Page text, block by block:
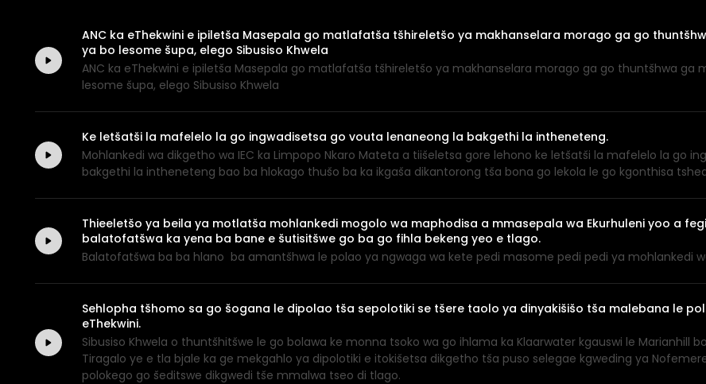
ANC ka eThekwini e ipiletša Masepala go matlafatša tšhireletšo ya makhanselara morago ga go
ya bo lesome šupa, elego Sibusiso Khwela
ANC ka eThekwini e ipiletša Masepala go matlafatša tšhireletšo ya makhanselara morago ga go thuntšhwa ga
lesome šupa, elego Sibusiso Khwela
Ke letšatši la mafelelo la go ingwadisetsa go vouta lenaneong la bakgethi la intheneteng.
Mohlankedi wa dikgetho wa IEC ka Limpopo Nkaro Mateta a tiišeletsa gore lehono ke letšatši la mafelelo la go
bakgethi la intheneteng bao ba hlokago thušo ba ka ikgaša dikantorong tša bona go lekola le go kgonthisa
Thieeletšo ya beila ya motlatša mohlankedi mogolo wa maphodisa a mmasepala wa Ekurhuleni yoo a
balatofatšwa ka yena ba bane e šutisitšwe go ba go fihla bekeng yeo e tlago.
Balatofatšwa ba ba hlano ba amantšhwa le polao ya ngwaga wa kete pedi masome pedi pedi ya mohlankedi
Sehlopha tšhomo sa go šogana le dipolao tša sepolotiki se tšere taolo ya dinyakišišo tša malebana le
eThekwini.
Sibusiso Khwela o thuntšhitšwe le go bolawa ke monna tsoko wa go ihlama ka Klaarwater kgauswi le Marianhill
Tiragalo ye e tla bjale ka ge mekgahlo ya dipolotiki e itokišetsa dikgetho tša puso selegae kgweding ya
polokego go šeditswe dikgwedi tše mmalwa tseo di tlago.